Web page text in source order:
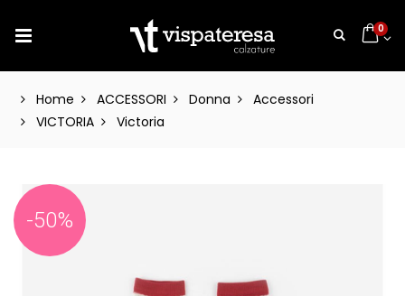
0
Home ACCESSORI Donna
Accessori
VICTORIA
Victoria
-50%